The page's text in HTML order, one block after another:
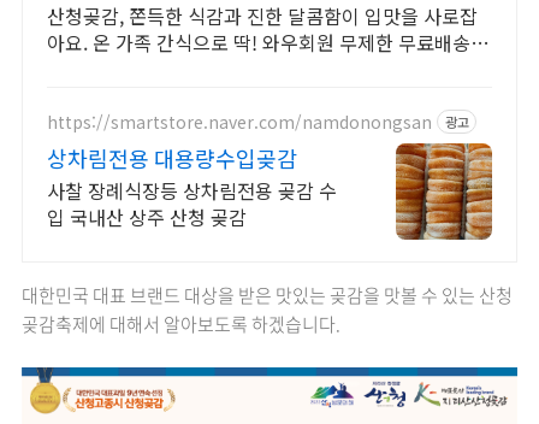
산청곶감, 쫀득한 식감과 진한 달콤함이 입맛을 사로잡
아요. 온 가족 간식으로 딱! 와우회원 무제한 무료배송으
https://smartstore.naver.com/namdonongsan 광고
상차림전용 대용량수입곶감
사찰 장례식장등 상차림전용 곶감 수
입 국내산 상주 산청 곶감
대한민국 대표 브랜드 대상을 받은 맛있는 곶감을 맛볼 수 있는 산청
곶감축제에 대해서 알아보도록 하겠습니다.